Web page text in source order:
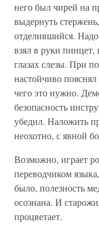
него был чирей на
выдернуть
отделившийся.
взял в руки
глазах слезы. При
настойчиво
чего это нужно.
безопасность
убедил. Наложить
неохотно, с явной
Возможно, играет
переводчиком
было, полезность
осознана. И
процветает.